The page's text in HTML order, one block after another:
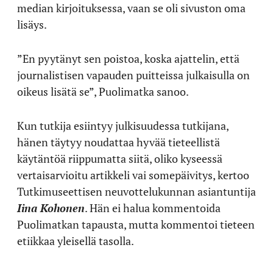
median kirjoituksessa, vaan se oli sivuston oma
lisäys.
”En pyytänyt sen poistoa, koska ajattelin, että
journalistisen vapauden puitteissa julkaisulla on
oikeus lisätä se”, Puolimatka sanoo.
Kun tutkija esiintyy julkisuudessa tutkijana,
hänen täytyy noudattaa hyvää tieteellistä
käytäntöä riippumatta siitä, oliko kyseessä
vertaisarvioitu artikkeli vai somepäivitys, kertoo
Tutkimuseettisen neuvottelukunnan asiantuntija
Iina Kohonen. Hän ei halua kommentoida
Puolimatkan tapausta, mutta kommentoi tieteen
etiikkaa yleisellä tasolla.